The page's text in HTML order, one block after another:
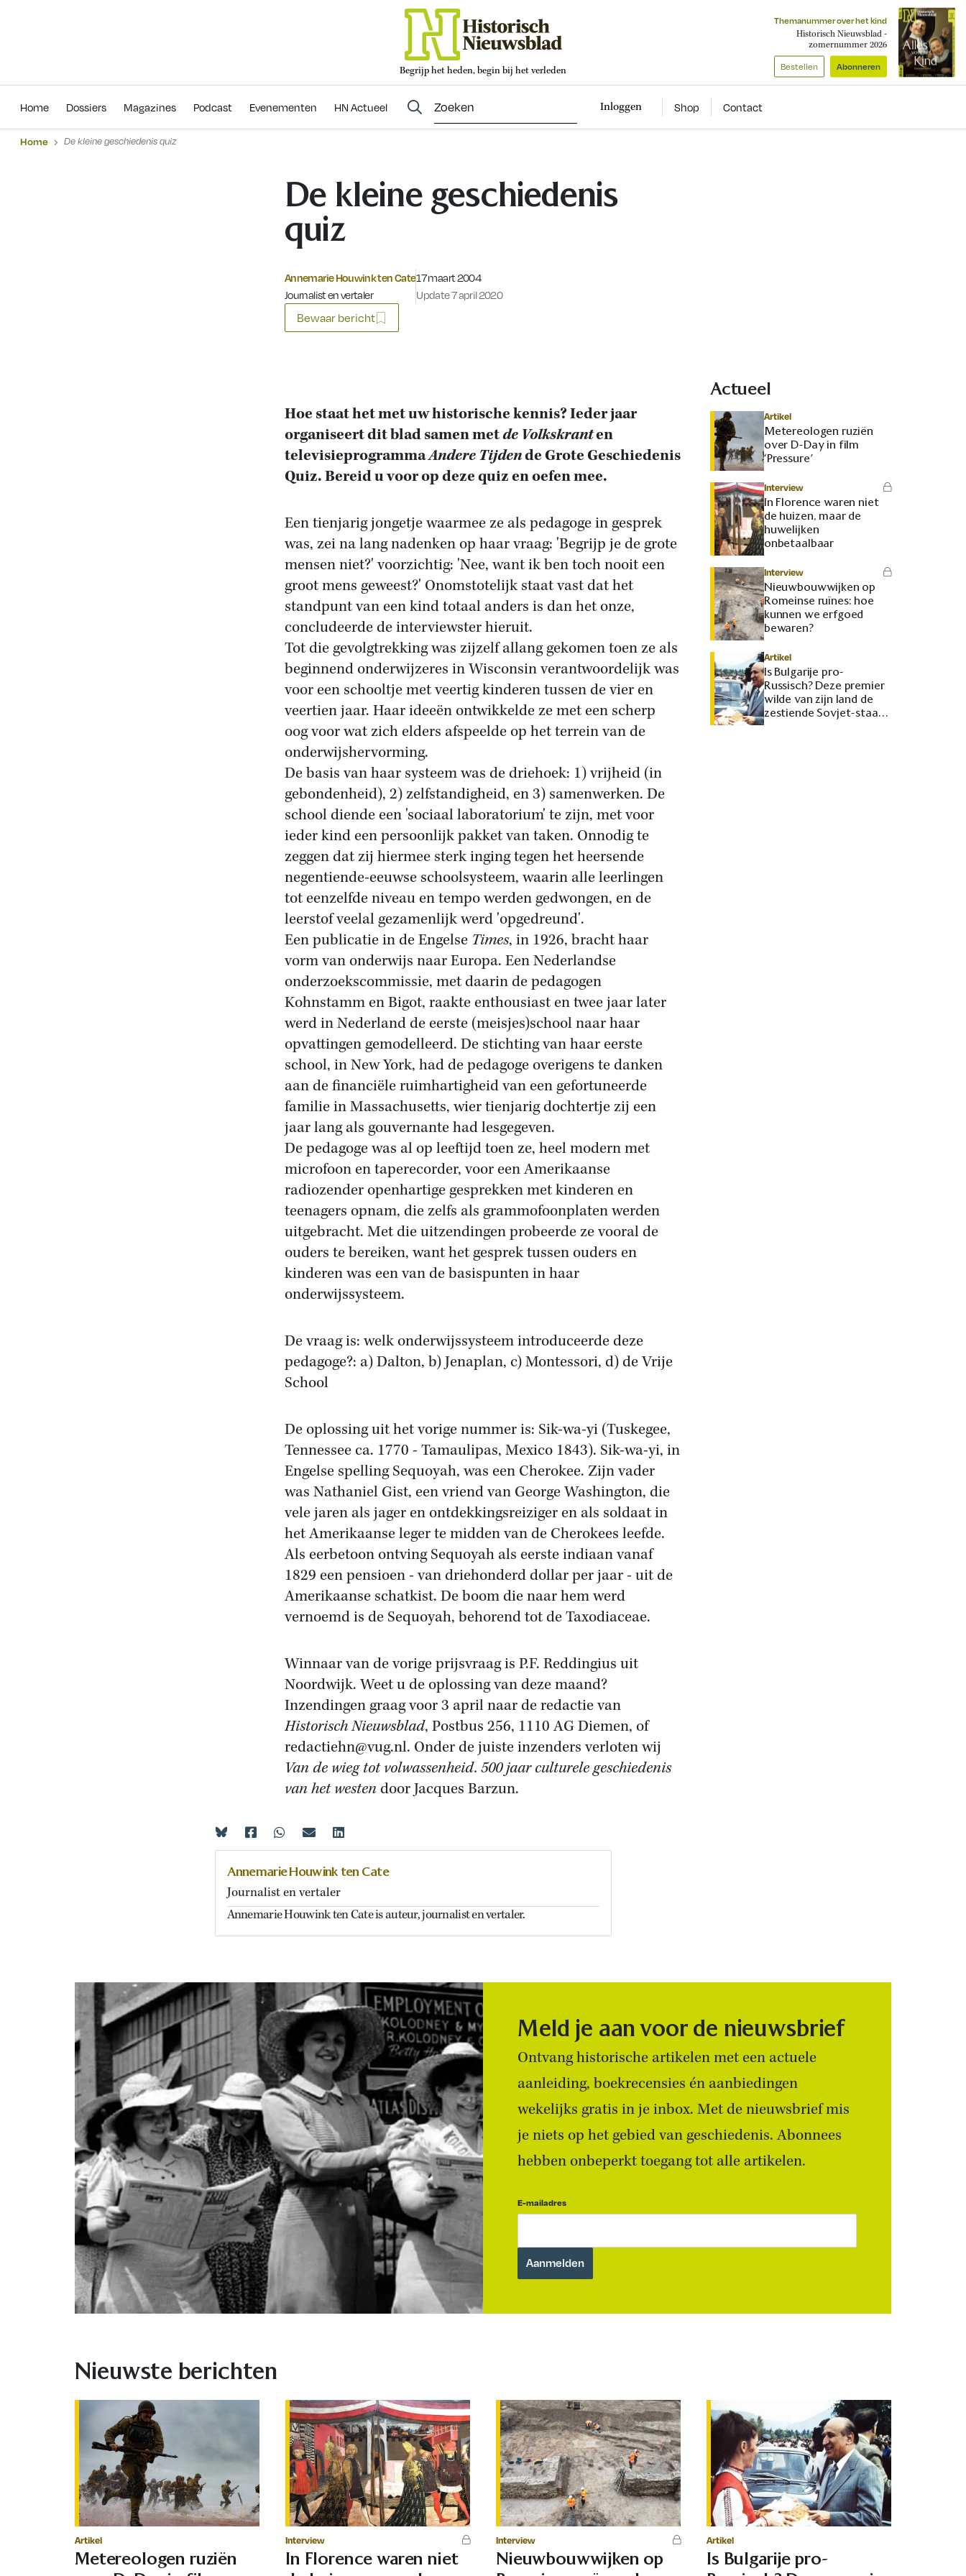
Begrijp het heden, begin bij het verleden
Themanummer over het kind
Historisch Nieuwsblad -
zomernummer 2026
Bestellen Abonneren
Home Dossiers Magazines Podcast Evenementen HN Actueel Inloggen Shop Contact
Evenementen
Home De kleine geschiedenis quiz
De kleine geschiedenis
quiz
Annemarie Houwink ten Cate
Journalist en vertaler
Gepubliceerd op:
17 maart 2004
Update 7 april 2020
Bewaar bericht
Hoe staat het met uw historische kennis? Ieder jaar
organiseert dit blad samen metde Volkskranten
televisieprogrammaAndere Tijdende Grote Geschiedenis
Quiz. Bereid u voor op deze quiz en oefen mee.
Een tienjarig jongetje waarmee ze als pedagoge in gesprek
was, zei na lang nadenken op haar vraag: 'Begrijp je de grote
mensen niet?' voorzichtig: 'Nee, want ik ben toch nooit een
groot mens geweest?' Onomstotelijk staat vast dat het
standpunt van een kind totaal anders is dan het onze,
concludeerde de interviewster hieruit.
Tot die gevolgtrekking was zijzelf allang gekomen toen ze als
beginnend onderwijzeres in Wisconsin verantwoordelijk was
voor een schooltje met veertig kinderen tussen de vier en
veertien jaar. Haar ideeën ontwikkelde ze met een scherp
oog voor wat zich elders afspeelde op het terrein van de
onderwijshervorming.
De basis van haar systeem was de driehoek: 1) vrijheid (in
gebondenheid), 2) zelfstandigheid, en 3) samenwerken. De
school diende een 'sociaal laboratorium' te zijn, met voor
ieder kind een persoonlijk pakket van taken. Onnodig te
zeggen dat zij hiermee sterk inging tegen het heersende
negentiende-eeuwse schoolsysteem, waarin alle leerlingen
tot eenzelfde niveau en tempo werden gedwongen, en de
leerstof veelal gezamenlijk werd 'opgedreund'.
Een publicatie in de Engelse Times, in 1926, bracht haar
vorm van onderwijs naar Europa. Een Nederlandse
onderzoekscommissie, met daarin de pedagogen
Kohnstamm en Bigot, raakte enthousiast en twee jaar later
werd in Nederland de eerste (meisjes)school naar haar
opvattingen gemodelleerd. De stichting van haar eerste
school, in New York, had de pedagoge overigens te danken
aan de financiële ruimhartigheid van een gefortuneerde
familie in Massachusetts, wier tienjarig dochtertje zij een
jaar lang als gouvernante had lesgegeven.
De pedagoge was al op leeftijd toen ze, heel modern met
microfoon en taperecorder, voor een Amerikaanse
radiozender openhartige gesprekken met kinderen en
teenagers opnam, die zelfs als grammofoonplaten werden
uitgebracht. Met die uitzendingen probeerde ze vooral de
ouders te bereiken, want het gesprek tussen ouders en
kinderen was een van de basispunten in haar
onderwijssysteem.
De vraag is: welk onderwijssysteem introduceerde deze
pedagoge?: a) Dalton, b) Jenaplan, c) Montessori, d) de Vrije
School
De oplossing uit het vorige nummer is: Sik-wa-yi (Tuskegee,
Tennessee ca. 1770 - Tamaulipas, Mexico 1843). Sik-wa-yi, in
Engelse spelling Sequoyah, was een Cherokee. Zijn vader
was Nathaniel Gist, een vriend van George Washington, die
vele jaren als jager en ontdekkingsreiziger en als soldaat in
het Amerikaanse leger te midden van de Cherokees leefde.
Als eerbetoon ontving Sequoyah als eerste indiaan vanaf
1829 een pensioen - van driehonderd dollar per jaar - uit de
Amerikaanse schatkist. De boom die naar hem werd
vernoemd is de Sequoyah, behorend tot de Taxodiaceae.
Winnaar van de vorige prijsvraag is P.F. Reddingius uit
Noordwijk. Weet u de oplossing van deze maand?
Inzendingen graag voor 3 april naar de redactie van
Historisch Nieuwsblad, Postbus 256, 1110 AG Diemen, of
redactiehn@vug.nl. Onder de juiste inzenders verloten wij
Van de wieg tot volwassenheid. 500 jaar culturele geschiedenis
van het westendoor Jacques Barzun.
Actueel
Artikel
Metereologen ruziën
over D-Day in film
‘Pressure’
Interview
In Florence waren niet
de huizen, maar de
huwelijken
onbetaalbaar
Interview
Nieuwbouwwijken op
Romeinse ruïnes: hoe
kunnen we erfgoed
bewaren?
Artikel
Is Bulgarije pro-
Russisch? Deze premier
wilde van zijn land de
zestiende Sovjet-staat
maken
Annemarie Houwink ten Cate
Journalist en vertaler
Annemarie Houwink ten Cate is auteur, journalist en vertaler.
Meld je aan voor de nieuwsbrief
Ontvang historische artikelen met een actuele
aanleiding, boekrecensies én aanbiedingen
wekelijks gratis in je inbox. Met de nieuwsbrief mis
je niets op het gebied van geschiedenis. Abonnees
hebben onbeperkt toegang tot alle artikelen.
E-mailadres
Nieuwste berichten
Artikel
Metereologen ruziën
Interview
In Florence waren niet
Interview
Nieuwbouwwijken op
Artikel
Is Bulgarije pro-